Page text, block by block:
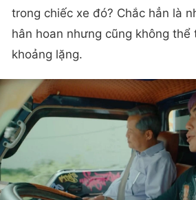
trong chiếc xe đó? Chắc hẳn là
hân hoan nhưng cũng không thể
khoảng lặng.